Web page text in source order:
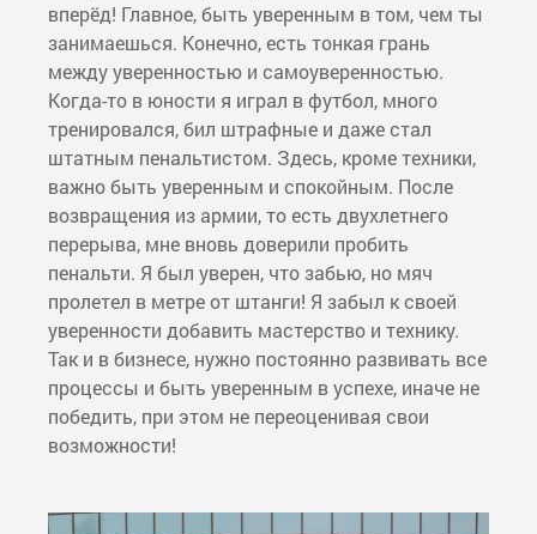
вперёд! Главное, быть уверенным в том, чем ты
занимаешься. Конечно, есть тонкая грань
между уверенностью и самоуверенностью.
Когда-то в юности я играл в футбол, много
тренировался, бил штрафные и даже стал
штатным пенальтистом. Здесь, кроме техники,
важно быть уверенным и спокойным. После
возвращения из армии, то есть двухлетнего
перерыва, мне вновь доверили пробить
пенальти. Я был уверен, что забью, но мяч
пролетел в метре от штанги! Я забыл к своей
уверенности добавить мастерство и технику.
Так и в бизнесе, нужно постоянно развивать все
процессы и быть уверенным в успехе, иначе не
победить, при этом не переоценивая свои
возможности!